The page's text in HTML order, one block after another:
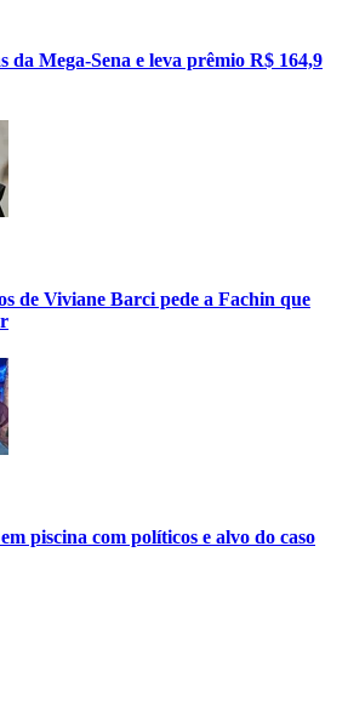
da Mega-Sena e leva prêmio R$ 164,9
de Viviane Barci pede a Fachin que
piscina com políticos e alvo do caso